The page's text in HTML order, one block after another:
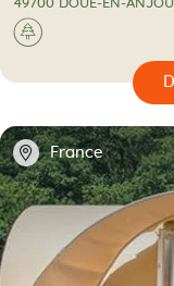
49700 DOUÉ-EN-ANJOU
🌲
🔍
📍 France